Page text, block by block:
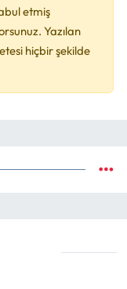
etmiş
Yazılan
hiçbir şekilde